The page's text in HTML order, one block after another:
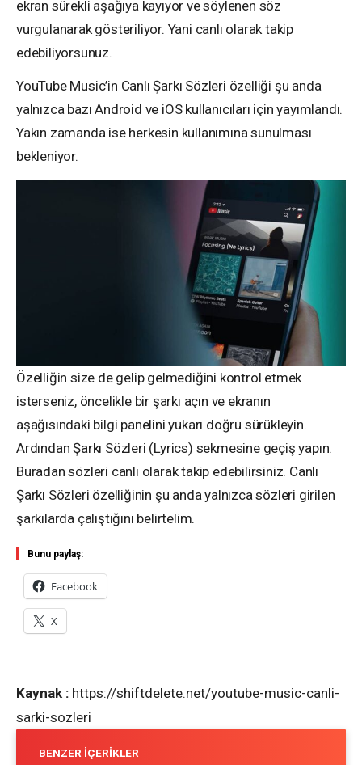
ekran sürekli aşağıya kayıyor ve söylenen söz
vurgulanarak gösteriliyor. Yani canlı olarak takip
edebiliyorsunuz.
YouTube Music’in Canlı Şarkı Sözleri özelliği şu anda
yalnızca bazı Android ve iOS kullanıcıları için yayımlandı.
Yakın zamanda ise herkesin kullanımına sunulması
bekleniyor.
Özelliğin size de gelip gelmediğini kontrol etmek
isterseniz, öncelikle bir şarkı açın ve ekranın
aşağısındaki bilgi panelini yukarı doğru sürükleyin.
Ardından Şarkı Sözleri (Lyrics) sekmesine geçiş yapın.
Buradan sözleri canlı olarak takip edebilirsiniz. Canlı
Şarkı Sözleri özelliğinin şu anda yalnızca sözleri girilen
şarkılarda çalıştığını belirtelim.
Bunu paylaş:
Facebook
X
Kaynak : https://shiftdelete.net/youtube-music-canli-
sarki-sozleri
BENZER İÇERIKLER